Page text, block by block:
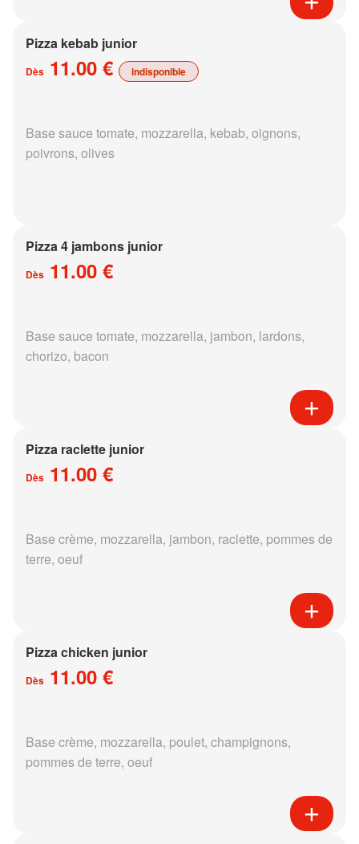
Pizza kebab junior
Dès 11.00 € indisponible
Base sauce tomate, mozzarella, kebab, oignons,
poivrons, olives
Pizza 4 jambons junior
Dès 11.00 €
Base sauce tomate, mozzarella, jambon, lardons,
chorizo, bacon
Pizza raclette junior
Dès 11.00 €
Base crème, mozzarella, jambon, raclette, pommes de
terre, oeuf
Pizza chicken junior
Dès 11.00 €
Base crème, mozzarella, poulet, champignons,
pommes de terre, oeuf